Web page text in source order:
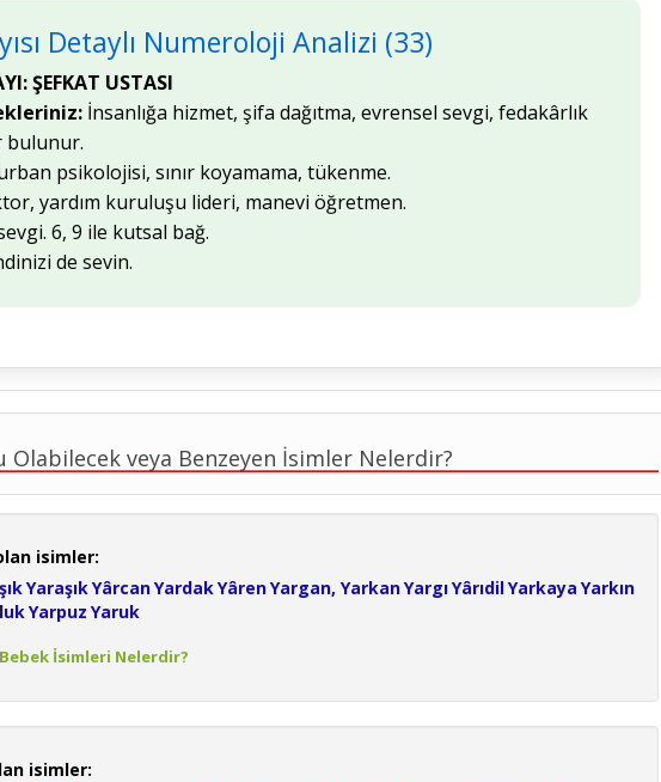
Detaylı Numeroloji Analizi (33)
ŞEFKAT USTASI
İnsanlığa hizmet, şifa dağıtma, evrensel sevgi, fedakârlık
bulunur.
psikolojisi, sınır koyamama, tükenme.
yardım kuruluşu lideri, manevi öğretmen.
6, 9 ile kutsal bağ.
de sevin.
Olabilecek veya Benzeyen İsimler Nelerdir?
isimler:
YaraşıkYârcanYardakYârenYargan, YarkanYargıYârıdilYarkaya Yarkın
Yarpuz Yaruk
İsimleri Nelerdir?
isimler: